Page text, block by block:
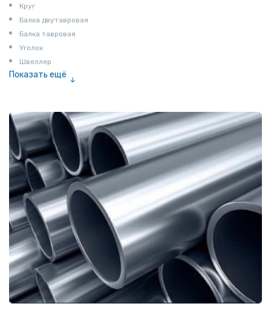
Круг
Балка двутавровая
Балка тавровая
Уголок
Швеллер
Показать ещё
Катанка
Шестигранник
Полособульб
Полукруг
Шпунт Ларсена